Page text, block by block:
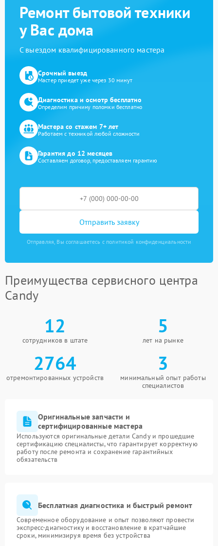
Ремонт бытовой техники
у Вас дома
С выездом квалифицированного мастера
Срочный выезд
Мастер приедет уже через 30 минут
Диагностика и осмотр бесплатно
Определим причину поломки бесплатно
Мастера со стажем 7+ лет
Работаем с техникой любой сложности
Гарантия до 12 месяцев
Составляем договор, предоставляем гарантию
Отправить заявку
Отправляя, Вы соглашаетесь с политикой конфиденциальности
Преимущества сервисного центра
Candy
12
сотрудников в штате
5
лет на рынке
2764
отремонтированных устройств
3
минимальный опыт работы
специалистов
Оригинальные запчасти и
сертифицированные мастера
Используются оригинальные детали Candy и прошедшие
сертификацию специалисты, что гарантирует корректную
работу после ремонта и сохранение гарантийных
обязательств
Бесплатная диагностика и быстрый ремонт
Современное оборудование и опыт позволяют провести
экспресс-диагностику и восстановление в кратчайшие
сроки, минимизируя время без устройства